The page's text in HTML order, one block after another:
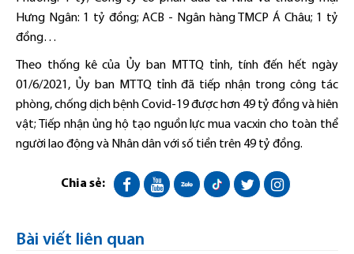
Hưng Ngân: 1 tỷ đồng; ACB - Ngân hàng TMCP Á Châu; 1 tỷ
đồng…
Theo thống kê của Ủy ban MTTQ tỉnh, tính đến hết ngày
01/6/2021, Ủy ban MTTQ tỉnh đã tiếp nhận trong công tác
phòng, chống dịch bệnh Covid-19 được hơn 49 tỷ đồng và hiên
vật; Tiếp nhận ủng hộ tạo nguồn lực mua vacxin cho toàn thể
người lao động và Nhân dân với số tiền trên 49 tỷ đồng.
Chia sẻ:
Bài viết liên quan